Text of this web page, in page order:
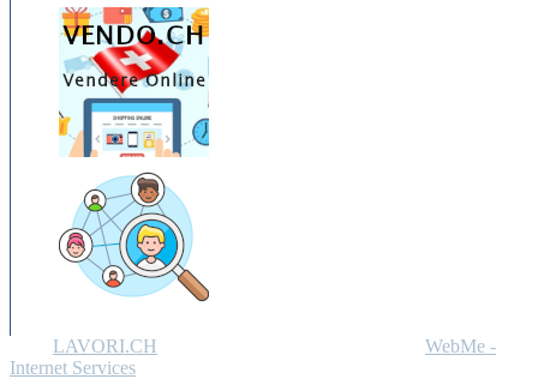
LAVORI.CH
WebMe -
Internet Services